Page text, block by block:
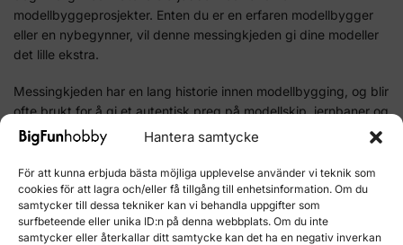
Hantera samtycke
För att kunna erbjuda bästa möjliga upplevelse använder vi teknik som
cookies för att lagra och/eller få tillgång till enhetsinformation. Om du
samtycker till dessa tekniker kan vi behandla uppgifter som
surfbeteende eller unika ID:n på denna webbplats. Om du inte
samtycker eller återkallar ditt samtycke kan det ha en negativ inverkan
modellbyggeprosjekter. Enten du er en erfaren modellbygger
eller en nybegynner, vil denne messingkjeden gi dine modeller
det lille ekstra.
Messingkjeden har en lang historie innen modellbygging, og blir
ofte brukt for å gi et autentisk preg på modellskip, jernbaner og
vintage kjøretøy. Det er ingen tvil om at det gir en ekstra
dimensjon av realisme til ethvert byggesett.
Invester i en 1mm messingkjede i dag og ta modellbyggingen
din til neste nivå. Gjør dine modeller mer livaktige og detaljerte
med denne høykvalitets messingkjeden.